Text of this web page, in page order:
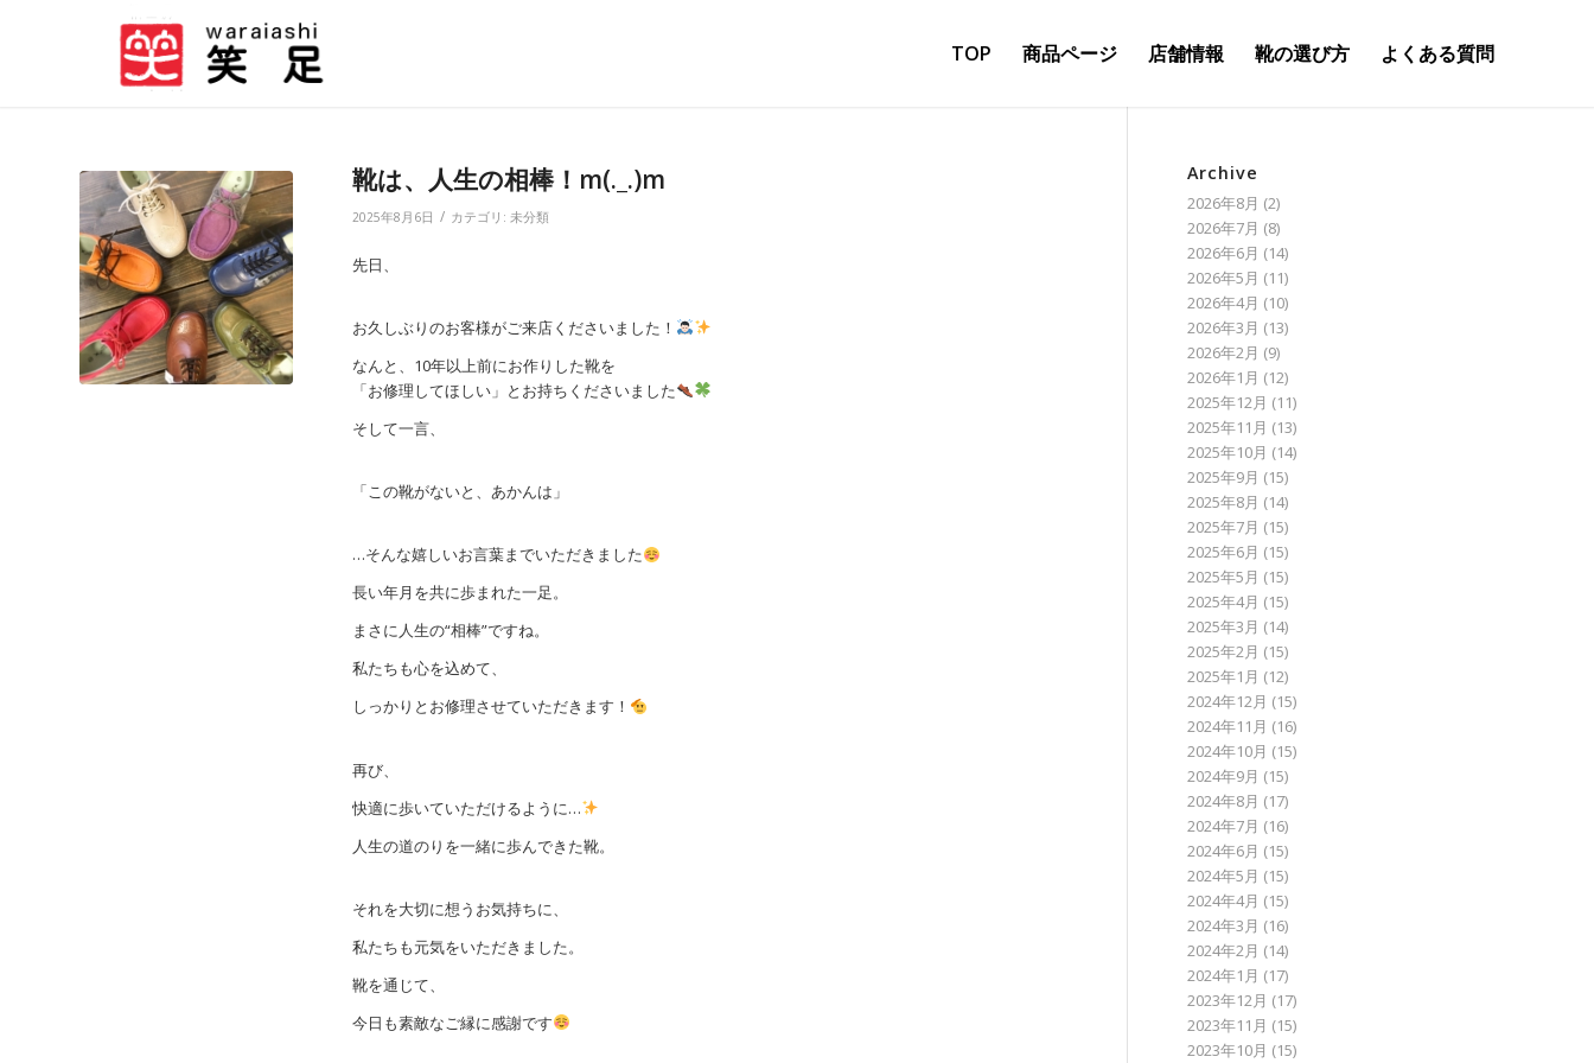
TOP 商品ページ 店舗情報 靴の選び方 よくある質問
靴は、人生の相棒！m(._.)m
2025年8月6日 / カテゴリ: 未分類
先日、
お久しぶりのお客様がご来店くださいました！
なんと、10年以上前にお作りした靴を
「お修理してほしい」とお持ちくださいました
そして一言、
「この靴がないと、あかんは」
…そんな嬉しいお言葉までいただきました
長い年月を共に歩まれた一足。
まさに人生の“相棒”ですね。
私たちも心を込めて、
しっかりとお修理させていただきます！
再び、
快適に歩いていただけるように…
人生の道のりを一緒に歩んできた靴。
それを大切に想うお気持ちに、
私たちも元気をいただきました。
靴を通じて、
今日も素敵なご縁に感謝です
Archive
2026年8月 (2)
2026年7月 (8)
2026年6月 (14)
2026年5月 (11)
2026年4月 (10)
2026年3月 (13)
2026年2月 (9)
2026年1月 (12)
2025年12月 (11)
2025年11月 (13)
2025年10月 (14)
2025年9月 (15)
2025年8月 (14)
2025年7月 (15)
2025年6月 (15)
2025年5月 (15)
2025年4月 (15)
2025年3月 (14)
2025年2月 (15)
2025年1月 (12)
2024年12月 (15)
2024年11月 (16)
2024年10月 (15)
2024年9月 (15)
2024年8月 (17)
2024年7月 (16)
2024年6月 (15)
2024年5月 (15)
2024年4月 (15)
2024年3月 (16)
2024年2月 (14)
2024年1月 (17)
2023年12月 (17)
2023年11月 (15)
2023年10月 (15)